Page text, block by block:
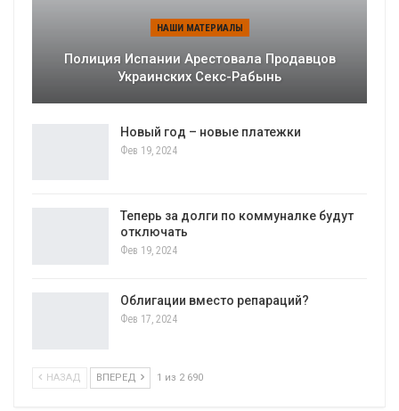
НАШИ МАТЕРИАЛЫ
Полиция Испании Арестовала Продавцов
Украинских Секс-Рабынь
Новый год – новые платежки
Фев 19, 2024
Теперь за долги по коммуналке будут
отключать
Фев 19, 2024
Облигации вместо репараций?
Фев 17, 2024
НАЗАД ВПЕРЕД 1 из 2 690